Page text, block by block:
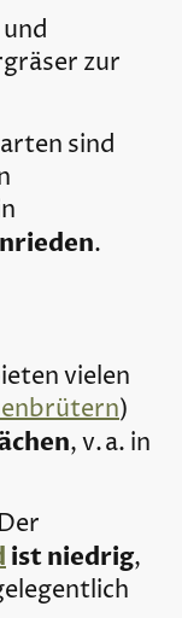
zur
sind
.
vielen
)
, v. a. in
ist niedrig,